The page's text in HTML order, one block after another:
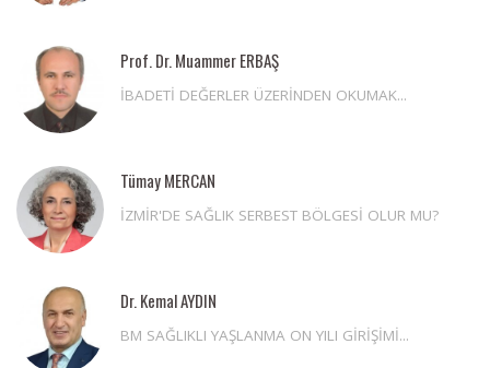
Prof. Dr. Muammer ERBAŞ
İBADETİ DEĞERLER ÜZERİNDEN OKUMAK...
Tümay MERCAN
İZMİR'DE SAĞLIK SERBEST BÖLGESİ OLUR MU?
Dr. Kemal AYDIN
BM SAĞLIKLI YAŞLANMA ON YILI GİRİŞİMİ...